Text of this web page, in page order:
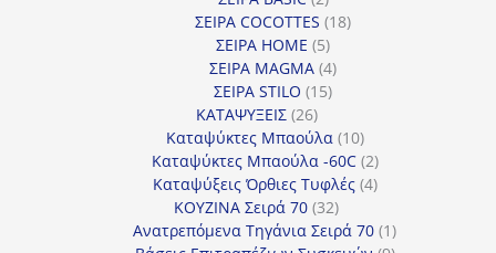
προϊόντα
ΣΕΙΡΑ COCOTTES 1818
ΣΕΙΡΑ HOME 55
προϊόντα
ΣΕΙΡΑ MAGMA 44
προϊόντα
ΣΕΙΡΑ STILO 1515
ΚΑΤΑΨΥΞΕΙΣ 2626
προϊόντα
Καταψύκτες Μπαούλα 1010
προϊόντα
Καταψύκτες Μπαούλα -60C 22
προϊόντα
Καταψύξεις Όρθιες Τυφλές 44
ΚΟΥΖΙΝΑ Σειρά 70 3232
προϊόντα
Ανατρεπόμενα Τηγάνια Σειρά 70 11